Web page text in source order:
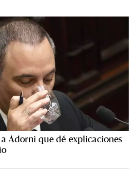
Adorni que dé explicaciones